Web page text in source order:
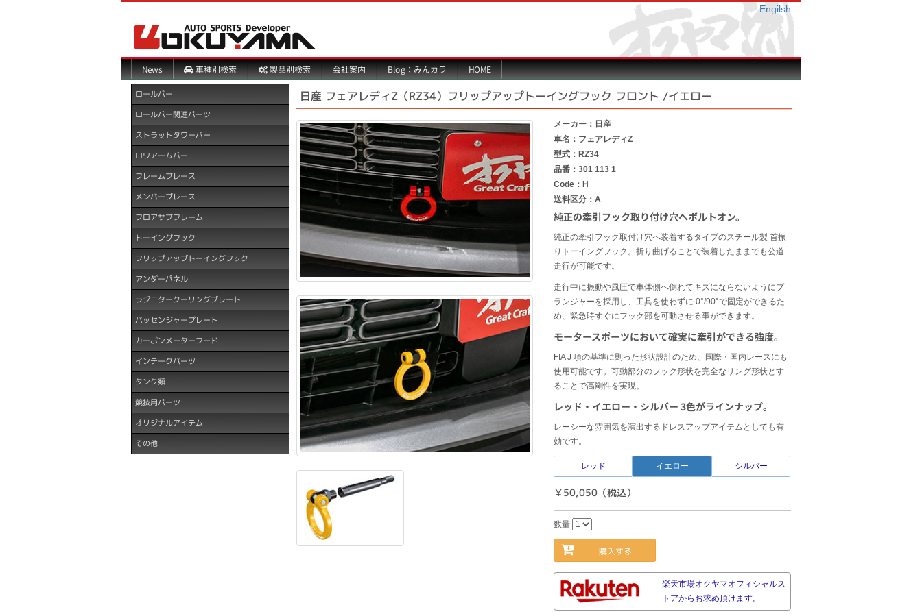
Engilsh
News 車種別検索 製品別検索 会社案内 Blog：みんカラ HOME
日産 フェアレディZ（RZ34）フリップアップトーイングフック フロント /イエロー
メーカー：日産
車名：フェアレディZ
型式：RZ34
品番：301 113 1
Code：H
送料区分：A
純正の牽引フック取り付け穴へボルトオン。
純正の牽引フック取付け穴へ装着するタイプのスチール製 首振
りトーイングフック。折り曲げることで装着したままでも公道
走行が可能です。
走行中に振動や風圧で車体側へ倒れてキズにならないようにプ
ランジャーを採用し、工具を使わずに 0°/90°で固定ができるた
め、緊急時すぐにフック部を可動させる事ができます。
モータースポーツにおいて確実に牽引ができる強度。
FIA J 項の基準に則った形状設計のため、国際・国内レースにも
使用可能です。可動部分のフック形状を完全なリング形状とす
ることで高剛性を実現。
レッド・イエロー・シルバー 3色がラインナップ。
レーシーな雰囲気を演出するドレスアップアイテムとしても有
効です。
レッド イエロー シルバー
￥50,050（税込）
数量
購入する
楽天市場オクヤマオフィシャルス
トアからお求め頂けます。
ロールバー
ロールバー関連パーツ
ストラットタワーバー
ロワアームバー
フレームブレース
メンバーブレース
フロアサブフレーム
トーイングフック
フリップアップトーイングフック
アンダーパネル
ラジエタークーリングプレート
パッセンジャープレート
カーボンメーターフード
インテークパーツ
タンク類
競技用パーツ
オリジナルアイテム
その他